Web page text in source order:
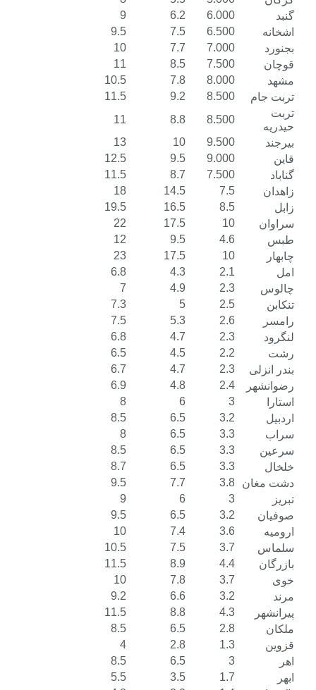
6.000
6.2
9
6.500
7.5
9.5
7.000
7.7
10
7.500
8.5
11
8.000
7.8
10.5
8.500
9.2
11.5
8.500
8.8
11
9.500
10
13
9.000
9.5
12.5
7.500
8.7
11.5
7.5
14.5
18
8.5
16.5
19.5
10
17.5
22
4.6
9.5
12
10
17.5
23
2.1
4.3
6.8
2.3
4.9
7
2.5
7.3
2.6
5.3
7.5
2.3
4.7
6.8
2.2
4.5
6.5
2.3
4.7
6.7
2.4
4.8
6.9
3
8
3.2
6.5
8.5
3.3
6.5
8
3.3
6.5
8.5
3.3
6.5
8.7
3.8
7.7
9.5
3
9
3.2
6.5
9.5
3.6
7.4
10
3.7
7.5
10.5
4.4
8.9
11.5
3.7
7.8
10
3.2
6.6
9.2
4.3
8.8
11.5
2.8
6.5
8.5
1.3
2.8
4
3
6.5
8.5
1.7
3.5
5.5